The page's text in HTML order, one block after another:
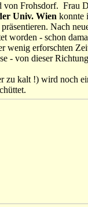
von Frohsdorf. Frau
Univ. Wien konnte
Nach
worden - schon
wenig erforschten
- von dieser
kalt !) wird noch